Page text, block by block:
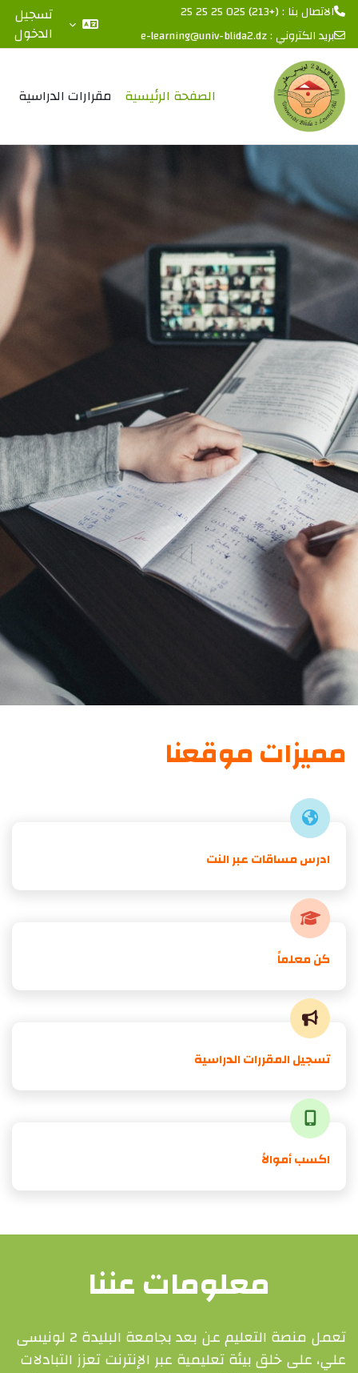
تخطى إلى المحتوى الرئيسي
الاتصال بنا : (+213) 025 25 25 25
بريد الكتروني :e-learning@univ-blida2.dz
تسجيل
الدخول
الصفحة الرئيسية مقرارات الدراسية
مميزات موقعنا
ادرس مساقات عبر النت
كن معلماً
تسجيل المقررات الدراسية
اكسب أموالاً
معلومات عننا
تعمل منصة التعليم عن بعد بجامعة البليدة 2 لونيسى
علي، على خلق بيئة تعليمية عبر الإنترنت تعزز التبادلات